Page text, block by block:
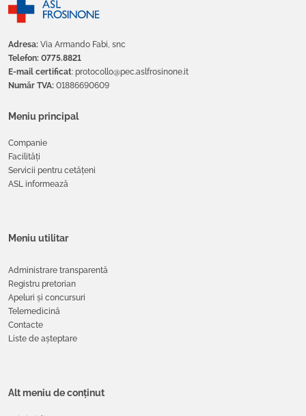
Adresa: Via Armando Fabi, snc
Telefon: 0775.8821
E-mail certificat: protocollo@pec.aslfrosinone.it
Număr TVA: 01886690609
Meniu principal
Companie
Facilități
Servicii pentru cetățeni
ASL informează
Meniu utilitar
Administrare transparentă
Registru pretorian
Apeluri și concursuri
Telemedicină
Contacte
Liste de așteptare
Alt meniu de conținut